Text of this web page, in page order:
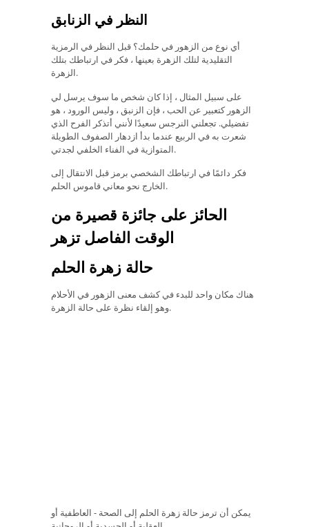
النظر في الزنابق
أي نوع من الزهور في حلمك؟ قبل النظر في الرمزية
التقليدية لتلك الزهرة بعينها ، فكر في ارتباطك بتلك
الزهرة.
على سبيل المثال ، إذا كان شخص ما سوف يرسل لي
الزهور كتعبير عن الحب ، فإن الزنبق ، وليس الورود ، هو
تفضيلي. تجعلني النرجس سعيدًا لأنني أتذكر الفرح الذي
شعرت به في الربيع عندما بدأ ازدهار الصفوف الطويلة
المتوازية في الفناء الخلفي لجدتي.
فكر دائمًا في ارتباطك الشخصي برمز قبل الانتقال إلى
الخارج نحو معاني قاموس الحلم.
الحائز على جائزة قصيرة من
الوقت الفاصل تزهر
حالة زهرة الحلم
هناك مكان واحد للبدء في كشف معنى الزهور في الأحلام
وهو إلقاء نظرة على حالة الزهرة.
يمكن أن ترمز حالة زهرة الحلم إلى الصحة - العاطفية أو